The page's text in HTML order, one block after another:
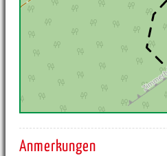
Anmerkungen